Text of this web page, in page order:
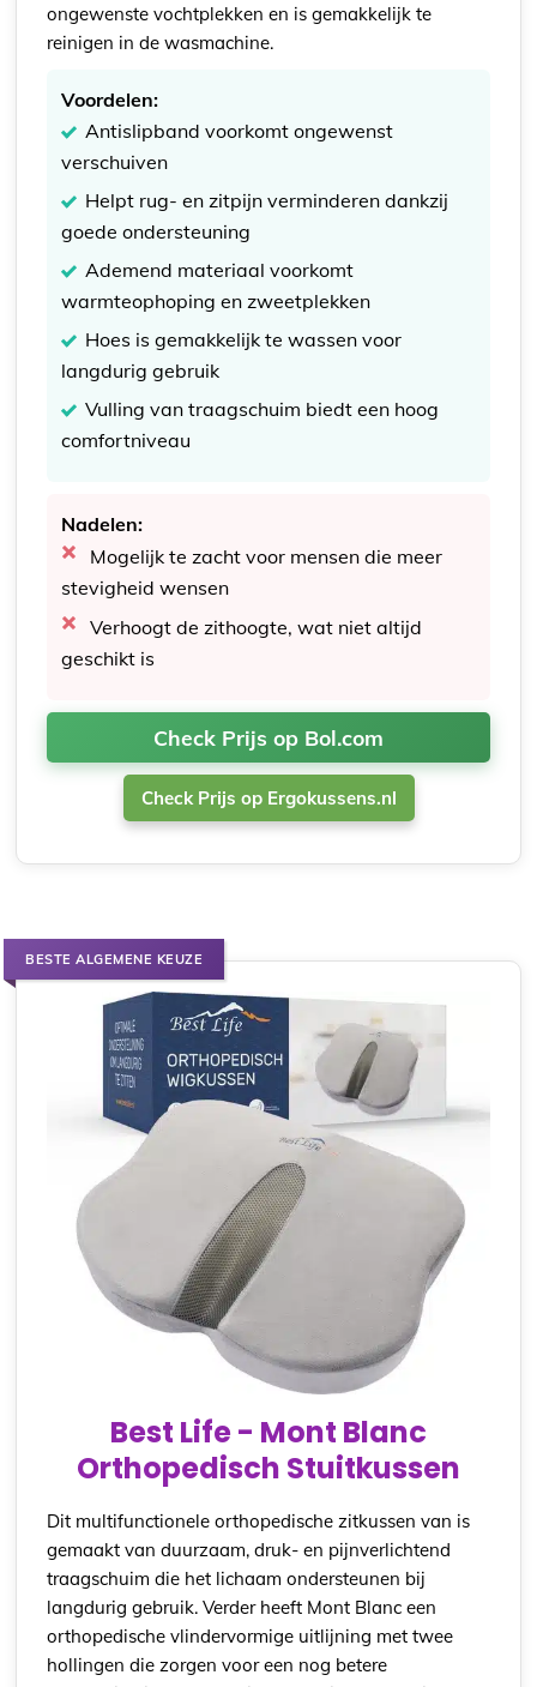
ongewenste vochtplekken en is gemakkelijk te
reinigen in de wasmachine.
Voordelen:
Antislipband voorkomt ongewenst
verschuiven
Helpt rug- en zitpijn verminderen dankzij
goede ondersteuning
Ademend materiaal voorkomt
warmteophoping en zweetplekken
Hoes is gemakkelijk te wassen voor
langdurig gebruik
Vulling van traagschuim biedt een hoog
comfortniveau
Nadelen:
Mogelijk te zacht voor mensen die meer
stevigheid wensen
Verhoogt de zithoogte, wat niet altijd
geschikt is
Check Prijs op Bol.com
Check Prijs op Ergokussens.nl
BESTE ALGEMENE KEUZE
Best Life - Mont Blanc
Orthopedisch Stuitkussen
Dit multifunctionele orthopedische zitkussen van is
gemaakt van duurzaam, druk- en pijnverlichtend
traagschuim die het lichaam ondersteunen bij
langdurig gebruik. Verder heeft Mont Blanc een
orthopedische vlindervormige uitlijning met twee
hollingen die zorgen voor een nog betere